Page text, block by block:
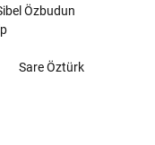
Özbudun
Sare Öztürk